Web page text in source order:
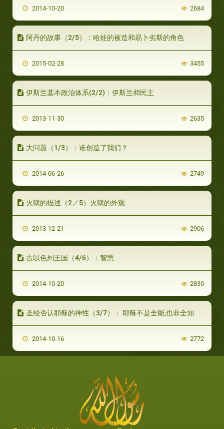
2014-10-20 2684
阿丹的故事（2/5）：哈娃的被造和易卜劣斯的角色
2015-02-28 3455
伊斯兰基本政治体系(2/2)：伊斯兰和民主
2013-11-30 2635
大问题（1/3）：谁创造了我们？
2014-06-26 2749
火狱的描述（2／5）火狱的外观
2013-12-21 2906
古以色列王国（4/6）：智慧
2014-10-20 2830
圣经否认耶稣的神性（3/7）： 耶稣不是全能,也非全知
2014-10-16 2772